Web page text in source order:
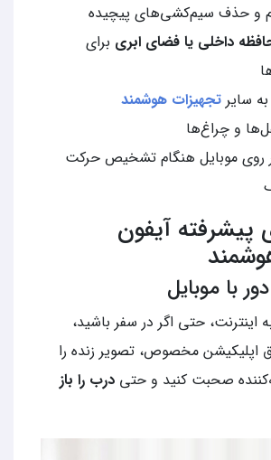
و حذف سیم‌کشی‌های پیچیده
داخلی یا فضای ابری برای
سایر تجهیزات هوشمند
و چراغ‌ها
روی موبایل هنگام تشخیص حرکت
پیشرفته آیفون
با موبایل
اینترنت، حتی اگر در سفر باشید،
اپلیکیشن مخصوص، تصویر زنده را
صحبت کنید و حتی درب را باز